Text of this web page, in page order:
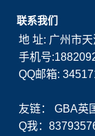
联系我们
地 址: 广州市
手机号
QQ邮箱:
友链：GBA英
Q我：